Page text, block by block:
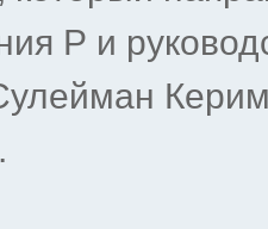
Р и